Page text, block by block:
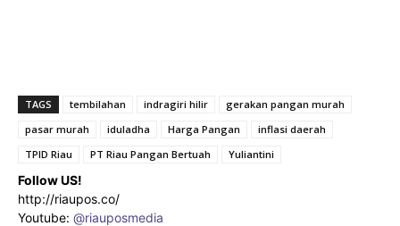
TAGS tembilahan indragiri hilir
gerakan pangan murah
pasar murah
iduladha Harga Pangan
inflasi daerah
TPID Riau
PT Riau Pangan Bertuah Yuliantini
Follow US!
http://riaupos.co/
Youtube: @riauposmedia